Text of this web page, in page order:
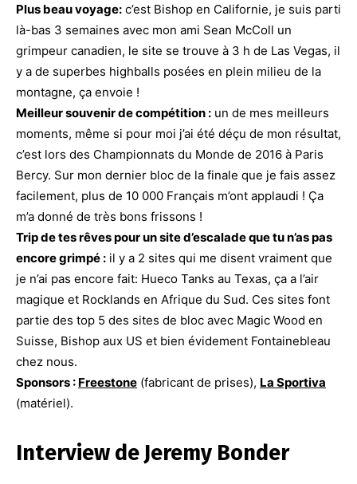
Plus beau voyage: c’est Bishop en Californie, je suis parti
là-bas 3 semaines avec mon ami Sean McColl un
grimpeur canadien, le site se trouve à 3 h de Las Vegas, il
y a de superbes highballs posées en plein milieu de la
montagne, ça envoie !
Meilleur souvenir de compétition : un de mes meilleurs
moments, même si pour moi j’ai été déçu de mon résultat,
c’est lors des Championnats du Monde de 2016 à Paris
Bercy. Sur mon dernier bloc de la finale que je fais assez
facilement, plus de 10 000 Français m’ont applaudi ! Ça
m’a donné de très bons frissons !
Trip de tes rêves pour un site d’escalade que tu n’as pas
encore grimpé : il y a 2 sites qui me disent vraiment que
je n’ai pas encore fait: Hueco Tanks au Texas, ça a l’air
magique et Rocklands en Afrique du Sud. Ces sites font
partie des top 5 des sites de bloc avec Magic Wood en
Suisse, Bishop aux US et bien évidement Fontainebleau
chez nous.
Sponsors : Freestone (fabricant de prises), La Sportiva
(matériel).
Interview de Jeremy Bonder